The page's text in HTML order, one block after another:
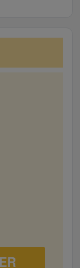
zalyžovať v
alebo na
snehových